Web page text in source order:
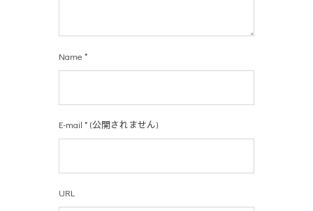
Name *
E-mail * (公開されません)
URL